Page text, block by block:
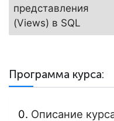
представления
(Views) в SQL
Программа курса:
Описание